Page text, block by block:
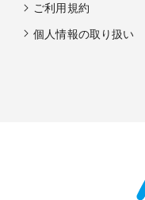
ご利用規約
個人情報の取り扱い